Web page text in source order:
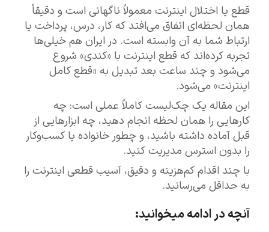
قطع یا اختلال اینترنت معمولاً ناگهانی است و دقیقاً
همان لحظه‌ای اتفاق می‌افتد که کار، درس، پرداخت یا
ارتباط شما به آن وابسته است. در ایران هم خیلی‌ها
تجربه کرده‌اند که قطع اینترنت با «کندی» شروع
می‌شود و چند ساعت بعد تبدیل به «قطع کامل
اینترنت» می‌شود.
این مقاله یک چک‌لیست کاملاً عملی است: چه
کارهایی را همان لحظه انجام دهید، چه ابزارهایی از
قبل آماده داشته باشید، و چطور خانواده یا کسب‌وکار
را بدون استرس مدیریت کنید.
با چند اقدام کم‌هزینه و دقیق، آسیب قطعی اینترنت را
به حداقل می‌رسانید.
آنچه در ادامه میخوانید: